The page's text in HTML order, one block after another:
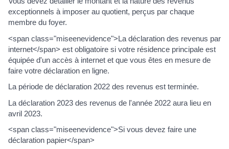
exceptionnels à imposer au quotient, perçus par chaque
membre du foyer.
<span class="miseenevidence">La déclaration des revenus par
internet</span> est obligatoire si votre résidence principale est
équipée d'un accès à internet et que vous êtes en mesure de
faire votre déclaration en ligne.
La période de déclaration 2022 des revenus est terminée.
La déclaration 2023 des revenus de l'année 2022 aura lieu en
avril 2023.
<span class="miseenevidence">Si vous devez faire une
déclaration papier</span>